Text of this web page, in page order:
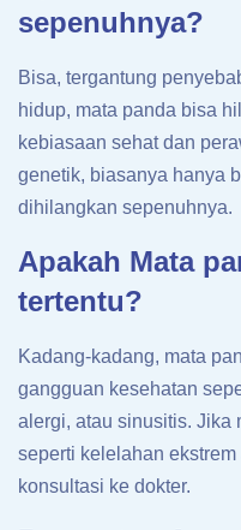
sepenuhnya?
Bisa, tergantung
hidup, mata panda bisa
kebiasaan sehat dan
genetik, biasanya hanya
dihilangkan sepenuhnya.
Apakah Mata
tertentu?
Kadang-kadang, mata
gangguan kesehatan
alergi, atau sinusitis. Jika
seperti kelelahan
konsultasi ke dokter.